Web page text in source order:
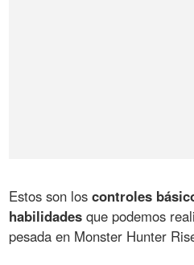
Estos son loscontroles
habilidades que podemos
pesada en Monster Hunter